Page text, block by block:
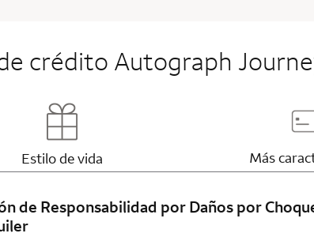
crédito Autograph
Estilo de vida
Updates page content
Más
de Responsabilidad por Daños por